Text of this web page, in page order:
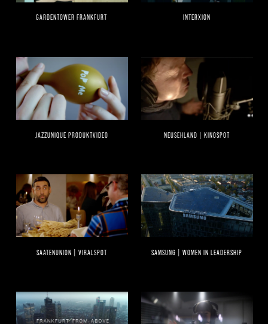
GARDENTOWER FRANKFURT INTERXION
JAZZUNIQUE PRODUKTVIDEO NEUSEHLAND | KINOSPOT
SAATENUNION | VIRALSPOT SAMSUNG | WOMEN IN LEADERSHIP